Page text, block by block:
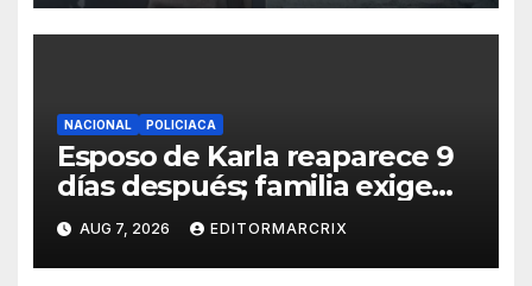
NACIONAL POLICIACA
Esposo de Karla reaparece 9
días después; familia exige
custodia de su hijo
AUG 7, 2026 EDITORMARCRIX